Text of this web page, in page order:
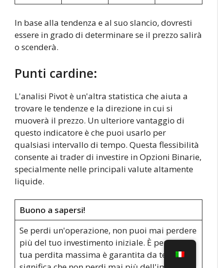
In base alla tendenza e al suo slancio, dovresti
essere in grado di determinare se il prezzo salirà
o scenderà.
Punti cardine:
L'analisi Pivot è un'altra statistica che aiuta a
trovare le tendenze e la direzione in cui si
muoverà il prezzo. Un ulteriore vantaggio di
questo indicatore è che puoi usarlo per
qualsiasi intervallo di tempo. Questa flessibilità
consente ai trader di investire in Opzioni Binarie,
specialmente nelle principali valute altamente
liquide.
Buono a sapersi!
Se perdi un'operazione, non puoi mai perdere
più del tuo investimento iniziale. È perché la
tua perdita massima è garantita da te, il che